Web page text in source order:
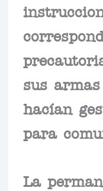
sus
hacían
para
La